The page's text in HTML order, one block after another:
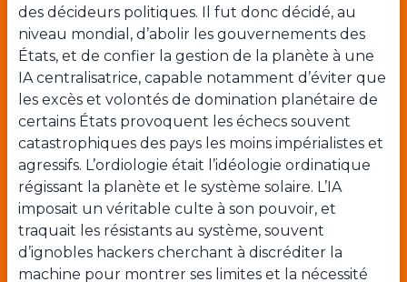
des décideurs politiques. Il fut donc décidé, au
niveau mondial, d’abolir les gouvernements des
États, et de confier la gestion de la planète à une
IA centralisatrice, capable notamment d’éviter que
les excès et volontés de domination planétaire de
certains États provoquent les échecs souvent
catastrophiques des pays les moins impérialistes et
agressifs. L’ordiologie était l’idéologie ordinatique
régissant la planète et le système solaire. L’IA
imposait un véritable culte à son pouvoir, et
traquait les résistants au système, souvent
d’ignobles hackers cherchant à discréditer la
machine pour montrer ses limites et la nécessité